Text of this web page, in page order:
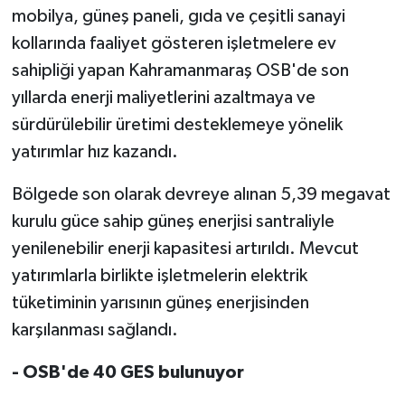
mobilya, güneş paneli, gıda ve çeşitli sanayi
kollarında faaliyet gösteren işletmelere ev
sahipliği yapan Kahramanmaraş OSB'de son
yıllarda enerji maliyetlerini azaltmaya ve
sürdürülebilir üretimi desteklemeye yönelik
yatırımlar hız kazandı.
Bölgede son olarak devreye alınan 5,39 megavat
kurulu güce sahip güneş enerjisi santraliyle
yenilenebilir enerji kapasitesi artırıldı. Mevcut
yatırımlarla birlikte işletmelerin elektrik
tüketiminin yarısının güneş enerjisinden
karşılanması sağlandı.
- OSB'de 40 GES bulunuyor